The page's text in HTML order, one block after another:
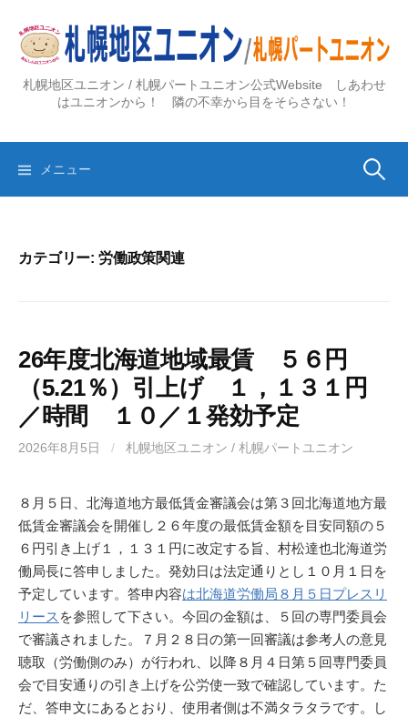
ス
札幌地区ユニオン / 札幌パートユニオン公式Website しあわせ
はユニオンから！ 隣の不幸から目をそらさない！
メニュー 検
カテゴリー: 労働政策関連
26年度北海道地域最賃 ５６円
（5.21％）引上げ １，１３１円
／時間 １０／１発効予定
2026年8月5日 / 札幌地区ユニオン / 札幌パートユニオン
８月５日、北海道地方最低賃金審議会は第３回北海道地方最
低賃金審議会を開催し２６年度の最低賃金額を目安同額の５
６円引き上げ１，１３１円に改定する旨、村松達也北海道労
働局長に答申しました。発効日は法定通りとし１０月１日を
予定しています。答申内容は北海道労働局８月５日プレスリ
リース を参照して下さい。今回の金額は、５回の専門委員会
で審議されました。７月２８日の第一回審議は参考人の意見
聴取（労働側のみ）が行われ、以降８月４日第５回専門委員
会で目安通りの引き上げを公労使一致で確認しています。た
だ、答申文にあるとおり、使用者側は不満タラタラです。し